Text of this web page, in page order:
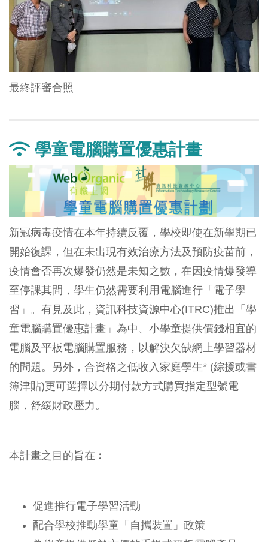
最終評審合照
學童電腦購置優惠計畫
新冠病毒疫情在本年持續反覆，學校即使在新學期已
開始復課，但在未出現有效治療方法及預防疫苗前，
疫情會否再次爆發仍然是未知之數，在因疫情爆發導
至停課其間，學生仍然需要利用電腦進行「電子學
習」。有見及此，資訊科技資源中心(ITRC)推出「學
童電腦購置優惠計畫」為中、小學童提供價錢相宜的
電腦及平板電腦購置服務，以解決欠缺網上學習器材
的問題。另外，合資格之低收入家庭學生* (綜援或書
簿津貼)更可選擇以分期付款方式購買指定型號電
腦，舒緩財政壓力。
本計畫之目的旨在︰
促進推行電子學習活動
配合學校推動學童「自攜裝置」政策